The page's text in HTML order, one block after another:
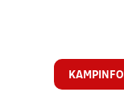
KAMPINFO